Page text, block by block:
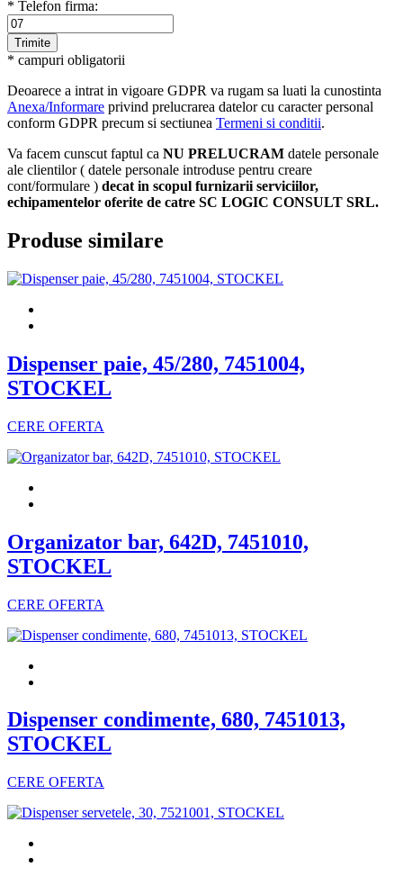
* Telefon firma:
* campuri obligatorii
Deoarece a intrat in vigoare GDPR va rugam sa luati la cunostinta
Anexa/Informare privind prelucrarea datelor cu caracter personal
conform GDPR precum si sectiunea Termeni si conditii.
Va facem cunscut faptul ca NU PRELUCRAM datele personale
ale clientilor ( datele personale introduse pentru creare
cont/formulare ) decat in scopul furnizarii serviciilor,
echipamentelor oferite de catre SC LOGIC CONSULT SRL.
Produse similare
Dispenser paie, 45/280, 7451004,
STOCKEL
CERE OFERTA
Organizator bar, 642D, 7451010,
STOCKEL
CERE OFERTA
Dispenser condimente, 680, 7451013,
STOCKEL
CERE OFERTA